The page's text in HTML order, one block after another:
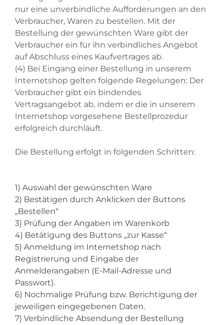
nur eine unverbindliche Aufforderungen an den
Verbraucher, Waren zu bestellen. Mit der
Bestellung der gewünschten Ware gibt der
Verbraucher ein für ihn verbindliches Angebot
auf Abschluss eines Kaufvertrages ab.
(4) Bei Eingang einer Bestellung in unserem
Internetshop gelten folgende Regelungen: Der
Verbraucher gibt ein bindendes
Vertragsangebot ab, indem er die in unserem
Internetshop vorgesehene Bestellprozedur
erfolgreich durchläuft.
Die Bestellung erfolgt in folgenden Schritten:
1) Auswahl der gewünschten Ware
2) Bestätigen durch Anklicken der Buttons
„Bestellen“
3) Prüfung der Angaben im Warenkorb
4) Betätigung des Buttons „zur Kasse“
5) Anmeldung im Internetshop nach
Registrierung und Eingabe der
Anmelderangaben (E-Mail-Adresse und
Passwort).
6) Nochmalige Prüfung bzw. Berichtigung der
jeweiligen eingegebenen Daten.
7) Verbindliche Absendung der Bestellung